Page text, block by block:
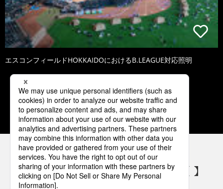
エスコンフィールドHOKKAIDOにおけるB.LEAGUE対応照明
1 2 3 4 5
パナソニックの電気設備 SNSアカウント